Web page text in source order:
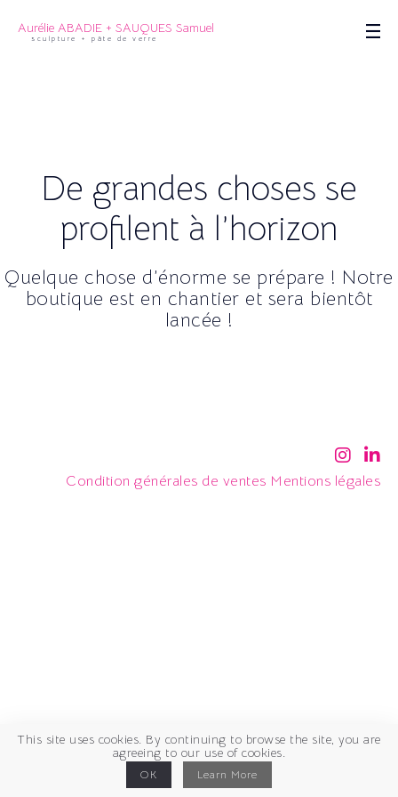
Aurélie ABADIE + SAUQUES Samuel
sculpture + pâte de verre
De grandes choses se
profilent à l’horizon
Quelque chose d’énorme se prépare ! Notre
boutique est en chantier et sera bientôt
lancée !
Condition générales de ventes Mentions légales
This site uses cookies. By continuing to browse the site, you are
agreeing to our use of cookies.
OK Learn More